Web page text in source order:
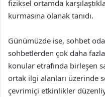
fiziksel ortamda
kurmasına olanak tanıdı.
Günümüzde ise, sohbet
sohbetlerden çok daha
konular etrafında birleşen
ortak ilgi alanları üzerinde
çevrimiçi etkinlikler